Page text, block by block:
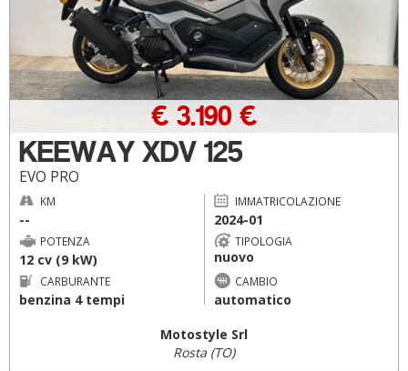
KEEWAY XDV 125
EVO PRO
€ 3.190 €
KM
--
IMMATRICOLAZIONE
2024-01
POTENZA
12 cv (9 kW)
TIPOLOGIA
nuovo
CARBURANTE
benzina 4 tempi
CAMBIO
automatico
Motostyle Srl
Rosta (TO)